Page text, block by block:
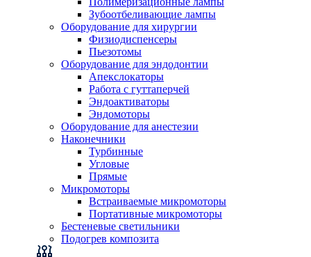
Зубоотбеливающие лампы
Оборудование для хирургии
Физиодиспенсеры
Пьезотомы
Оборудование для эндодонтии
Апекслокаторы
Работа с гуттаперчей
Эндоактиваторы
Эндомоторы
Оборудование для анестезии
Наконечники
Турбинные
Угловые
Прямые
Микромоторы
Встраиваемые микромоторы
Портативные микромоторы
Бестеневые светильники
Подогрев композита